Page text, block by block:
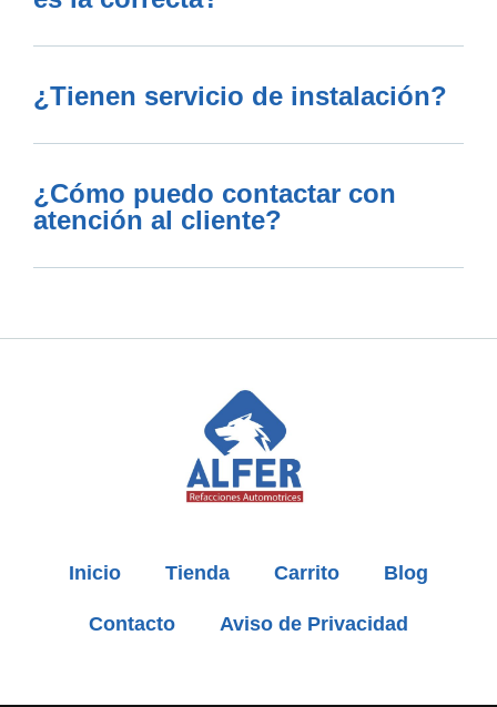
¿Tienen servicio de instalación?
¿Cómo puedo contactar con
atención al cliente?
Inicio Tienda Carrito Blog
Contacto Aviso de Privacidad